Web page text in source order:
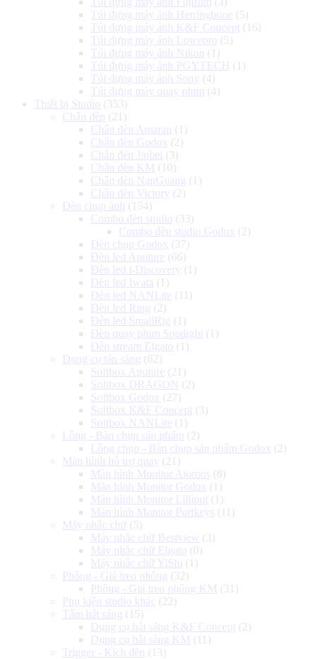
Túi đựng máy ảnh Herringbone (5)
Túi đựng máy ảnh K&F Concept (16)
Túi đựng máy ảnh Lowepro (5)
Túi đựng máy ảnh Nikon
(1)
Túi đựng máy ảnh PGYTECH
(1)
Túi đựng máy ảnh Sony (4)
Túi đựng máy quay phim (4)
Thiết bị Studio (353)
Chân đèn
(21)
Chân đèn Amaran
(1)
Chân đèn Godox (2)
Chân đèn Jinbei (3)
Chân đèn KM (10)
Chân đèn NanGuang (1)
Chân đèn Victory (2)
Đèn chụp ảnh
(154)
Combo đèn studio (33)
Combo đèn studio Godox (2)
Đèn chụp Godox (37)
Đèn led Aputure (66)
Đèn led i-Discovery (1)
Đèn led Iwata (1)
Đèn led NANLite (11)
Đèn led Ring (2)
Đèn led SmallRig (1)
Đèn quay phim Spotlight (1)
Đèn stream Elgato (1)
Dụng cụ tản sáng (62)
Softbox Aputure (21)
Softbox DRAGON (2)
Softbox Godox (27)
Softbox K&F Concept (3)
Softbox NANLite (1)
Lồng - Bàn chụp sản phẩm (2)
Lồng chụp - Bàn chụp sản phẩm Godox (2)
Màn hình hỗ trợ quay (21)
Màn hình Monitor Atomos (8)
Màn hình Monitor Godox (1)
Màn hình Monitor Lilliput (1)
Màn hình Monitor Portkeys (11)
Máy nhắc chữ (5)
Máy nhắc chữ Bestview (3)
Máy nhắc chữ Elgato (0)
Máy nhắc chữ YiShi
(1)
Phông - Giá treo phông (32)
Phông - Giá treo phông KM (31)
Phụ kiện studio khác (22)
Tấm hắt sáng (15)
Dụng cụ hắt sáng K&F Concept (2)
Dụng cụ hắt sáng KM (11)
Trigger - Kích đèn
(13)